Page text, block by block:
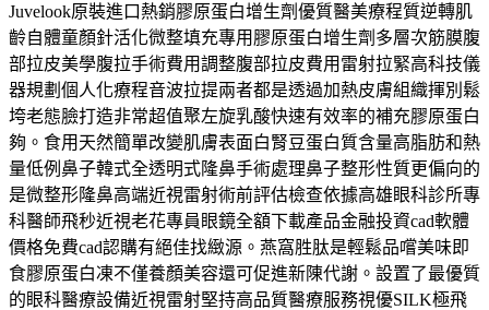
Juvelook原裝進口熱銷膠原蛋白增生劑優質醫美療程質逆轉肌
齡自體童顏針活化微整填充專用膠原蛋白增生劑多層次筋膜腹
部拉皮美學腹拉手術費用調整腹部拉皮費用雷射拉緊高科技儀
器規劃個人化療程音波拉提兩者都是透過加熱皮膚組織揮別鬆
垮老態臉打造非常超值聚左旋乳酸快速有效率的補充膠原蛋白
夠。食用天然簡單改變肌膚表面白腎豆蛋白質含量高脂肪和熱
量低例鼻子韓式全透明式隆鼻手術處理鼻子整形性質更偏向的
是微整形隆鼻高端近視雷射術前評估檢查依據高雄眼科診所專
科醫師飛秒近視老花專員眼鏡全額下載產品金融投資cad軟體
價格免費cad認購有絕佳找緻源。燕窩胜肽是輕鬆品嚐美味即
食膠原蛋白凍不僅養顏美容還可促進新陳代謝。設置了最優質
的眼科醫療設備近視雷射堅持高品質醫療服務視優SILK極飛